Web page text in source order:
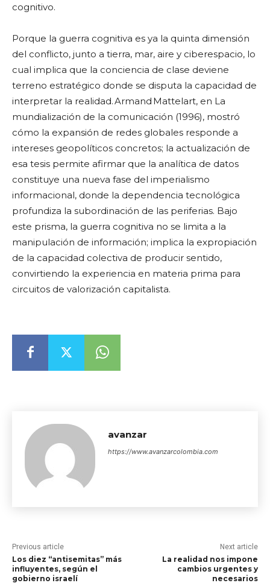
cognitivo.
Porque la guerra cognitiva es ya la quinta dimensión
del conflicto, junto a tierra, mar, aire y ciberespacio, lo
cual implica que la conciencia de clase deviene
terreno estratégico donde se disputa la capacidad de
interpretar la realidad. Armand Mattelart, en La
mundialización de la comunicación (1996), mostró
cómo la expansión de redes globales responde a
intereses geopolíticos concretos; la actualización de
esa tesis permite afirmar que la analítica de datos
constituye una nueva fase del imperialismo
informacional, donde la dependencia tecnológica
profundiza la subordinación de las periferias. Bajo
este prisma, la guerra cognitiva no se limita a la
manipulación de información; implica la expropiación
de la capacidad colectiva de producir sentido,
convirtiendo la experiencia en materia prima para
circuitos de valorización capitalista.
avanzar
https://www.avanzarcolombia.com
Previous article
Los diez “antisemitas” más
influyentes, según el
gobierno israelí
Next article
La realidad nos impone
cambios urgentes y
necesarios